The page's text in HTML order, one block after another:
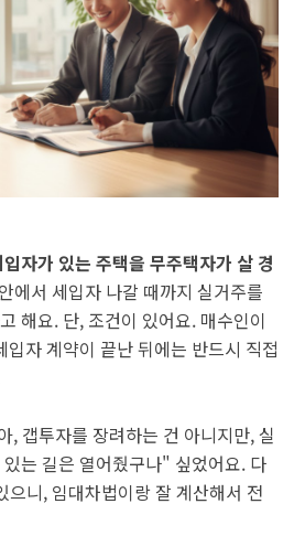
자가 있는 주택을 무주택자가 살 경
에서 세입자 나갈 때까지 실거주를
해요. 단, 조건이 있어요. 매수인이
자 계약이 끝난 뒤에는 반드시 직접
, 갭투자를 장려하는 건 아니지만, 실
는 길은 열어줬구나" 싶었어요. 다
으니, 임대차법이랑 잘 계산해서 전